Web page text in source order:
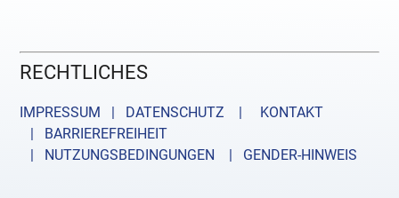
RECHTLICHES
IMPRESSUM | DATENSCHUTZ |
KONTAKT
| BARRIEREFREIHEIT
| NUTZUNGSBEDINGUNGEN
| GENDER-HINWEIS